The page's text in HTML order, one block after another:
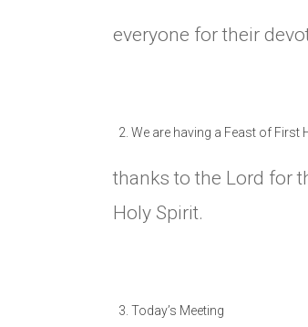
everyone for their
We are having a Feast of First
thanks to the Lord for
Holy Spirit.
Today’s Meeting